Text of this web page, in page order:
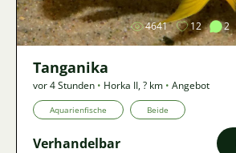
4641 12 2
Tanganika
vor 4 Stunden • Horka II,? km • Angebot
Aquarienfische Beide
Verhandelbar